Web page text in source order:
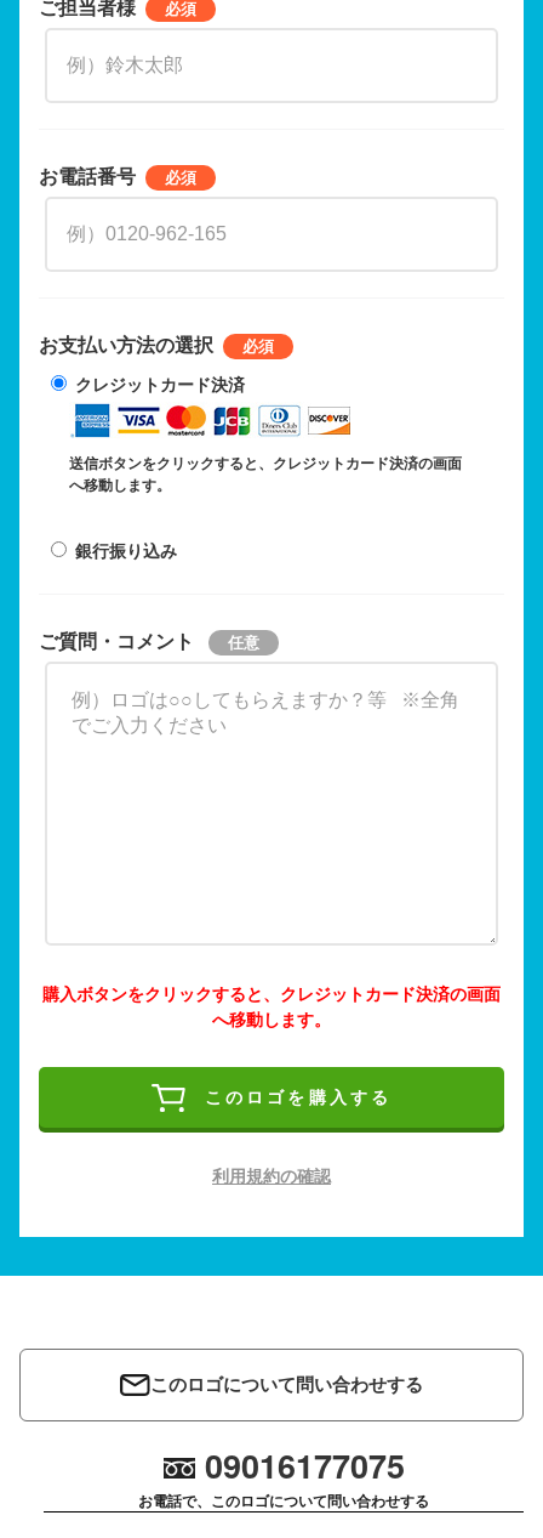
ご担当者様
お電話番号
お支払い方法の選択
クレジットカード決済
送信ボタンをクリックすると、クレジットカード決済の画面
へ移動します。
銀行振り込み
ご質問・コメント
購入ボタンをクリックすると、クレジットカード決済の画面
へ移動します。
このロゴを購入する
利用規約の確認
このロゴについて問い合わせする
09016177075
お電話で、このロゴについて問い合わせする